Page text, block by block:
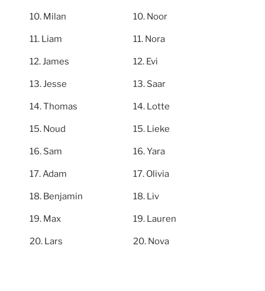
Milan
Liam
James
Jesse
Thomas
Noud
Sam
Adam
Benjamin
Max
Lars
Noor
Nora
Evi
Saar
Lotte
Lieke
Yara
Olivia
Liv
Lauren
Nova